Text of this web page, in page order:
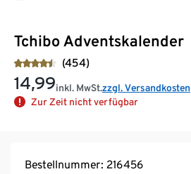
Tchibo Adventskalender
(454)
14,99inkl. MwSt.zzgl. Versandkosten
Zur Zeit nicht verfügbar
Bestellnummer: 216456